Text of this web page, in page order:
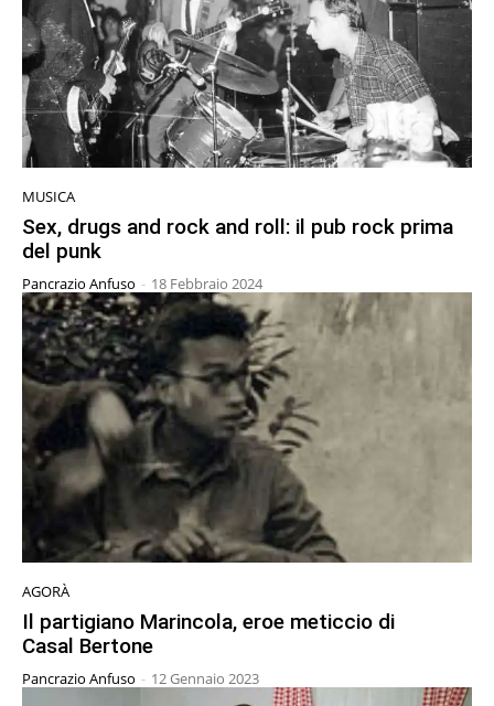
MUSICA
Sex, drugs and rock and roll: il pub rock prima
del punk
Pancrazio Anfuso - 18 Febbraio 2024
AGORÀ
Il partigiano Marincola, eroe meticcio di
Casal Bertone
Pancrazio Anfuso - 12 Gennaio 2023